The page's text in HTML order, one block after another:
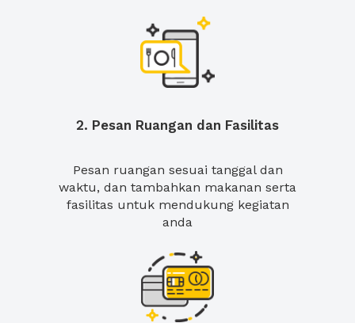
2. Pesan Ruangan dan Fasilitas
Pesan ruangan sesuai tanggal dan
waktu, dan tambahkan makanan serta
fasilitas untuk mendukung kegiatan
anda